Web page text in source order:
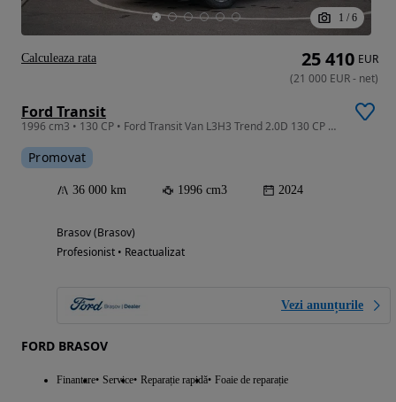
1 / 6
Ford Transit
1996 cm3 • 130 CP • Ford Transit Van L3H3 Trend 2.0D 130 CP M6 FWD
Promovat
36 000 km 1996 cm3 2024
Brasov (Brasov)
Profesionist • Reactualizat
Vezi anunțurile
FORD BRASOV
Finantare Service Reparație rapidă Foaie de reparație
25 410 EUR
(21 000 EUR- net)
Calculeaza rata